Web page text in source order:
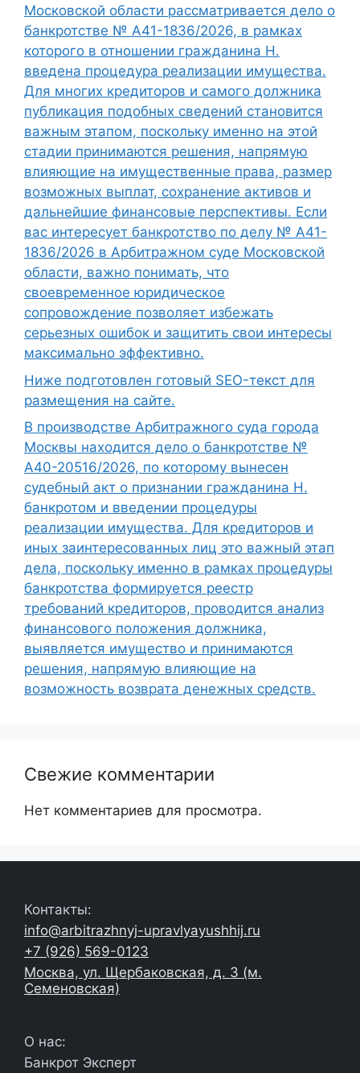
Московской области рассматривается дело о
банкротстве № А41-1836/2026, в рамках
которого в отношении гражданина Н.
введена процедура реализации имущества.
Для многих кредиторов и самого должника
публикация подобных сведений становится
важным этапом, поскольку именно на этой
стадии принимаются решения, напрямую
влияющие на имущественные права, размер
возможных выплат, сохранение активов и
дальнейшие финансовые перспективы. Если
вас интересует банкротство по делу № А41-
1836/2026 в Арбитражном суде Московской
области, важно понимать, что
своевременное юридическое
сопровождение позволяет избежать
серьезных ошибок и защитить свои интересы
максимально эффективно.
Ниже подготовлен готовый SEO-текст для
размещения на сайте.
В производстве Арбитражного суда города
Москвы находится дело о банкротстве №
А40-20516/2026, по которому вынесен
судебный акт о признании гражданина Н.
банкротом и введении процедуры
реализации имущества. Для кредиторов и
иных заинтересованных лиц это важный этап
дела, поскольку именно в рамках процедуры
банкротства формируется реестр
требований кредиторов, проводится анализ
финансового положения должника,
выявляется имущество и принимаются
решения, напрямую влияющие на
возможность возврата денежных средств.
Свежие комментарии
Нет комментариев для просмотра.
Контакты:
info@arbitrazhnyj-upravlyayushhij.ru
+7 (926) 569-0123
Москва, ул. Щербаковская, д. 3 (м.
Семеновская)
О нас:
Банкрот Эксперт